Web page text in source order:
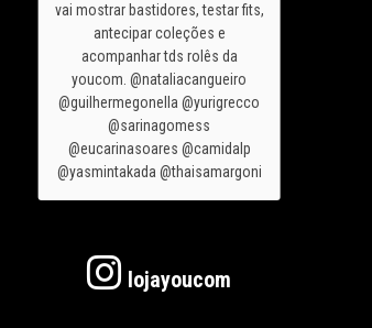
vai mostrar bastidores, testar fits,
antecipar coleções e
acompanhar tds rolês da
youcom. @nataliacangueiro
@guilhermegonella @yurigrecco
@sarinagomess
@eucarinasoares @camidalp
@yasmintakada @thaisamargoni
lojayoucom